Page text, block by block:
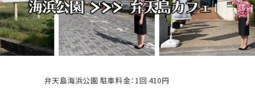
弁天島海浜公園 駐車料金：1回 410円